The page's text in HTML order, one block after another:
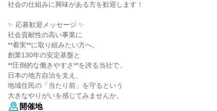
社会の仕組みに興味がある方を歓迎します！
✨ 応募歓迎メッセージ ✨
社会貢献性の高い事業に
**着実**に取り組みたい方へ。
創業130年の安定基盤と
**圧倒的な働きやすさ**を誇る当社で、
日本の地方自治を支え、
地域住民の「当たり前」を守るという
大きなやりがいを感じてみませんか。
開催地